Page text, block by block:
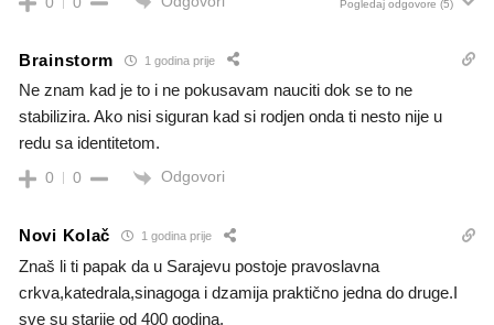
Pogledaj odgovore (5)
Brainstorm 1 godina prije
Ne znam kad je to i ne pokusavam nauciti dok se to ne
stabilizira. Ako nisi siguran kad si rodjen onda ti nesto nije u
redu sa identitetom.
0 0 Odgovori
Novi Kolač 1 godina prije
Znaš li ti papak da u Sarajevu postoje pravoslavna
crkva,katedrala,sinagoga i dzamija praktično jedna do druge.I
sve su starije od 400 godina.